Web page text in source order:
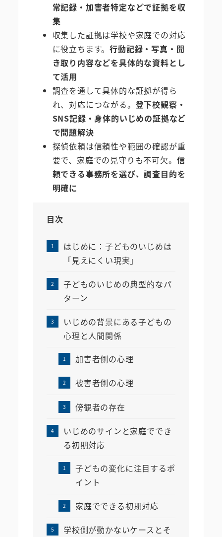
常記録・加害者特定などで証拠を収
集
収集した証拠は学校や家庭での対応
に役立ちます。行動記録・写真・聞
き取り内容などを具体的な資料とし
て活用
調査を通して具体的な証拠が得ら
れ、対応につながる。 登下校観察・
SNS記録・身体的いじめの証拠など
で問題解決
探偵依頼は信頼性や範囲の確認が重
要で、家庭での見守りも不可欠。 信
頼できる事務所を選び、調査目的を
明確に
目次
はじめに：子どものいじめは
「見えにくい現実」
子どものいじめの典型的なパ
ターン
いじめの背景にある子どもの
心理と人間関係
加害者側の心理
被害者側の心理
傍観者の存在
いじめのサインと家庭ででき
る初期対応
子どもの変化に注目するポ
イント
家庭でできる初期対応
学校側が動かないケースとそ